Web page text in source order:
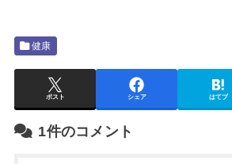
健康
ポスト シェア はてブ
1件のコメント